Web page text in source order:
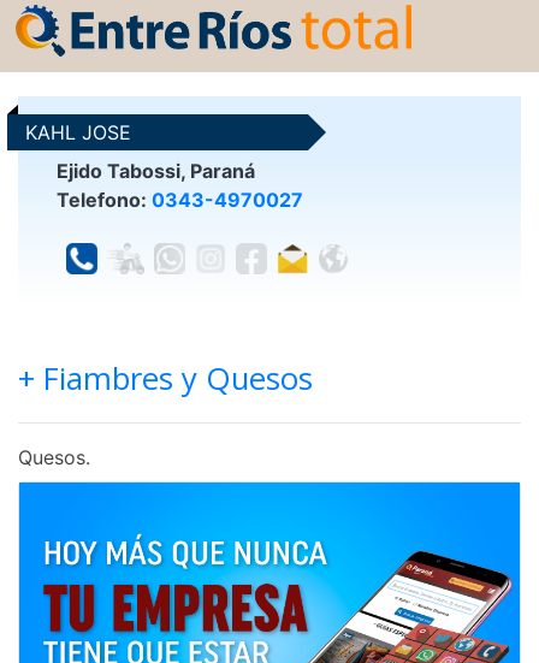
KAHL JOSE
Ejido Tabossi, Paraná
Telefono: 0343-4970027
+ Fiambres y Quesos
Quesos.